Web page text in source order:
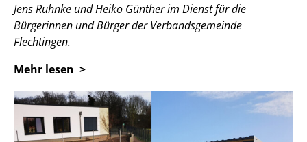
Jens Ruhnke und Heiko Günther im Dienst für die
Bürgerinnen und Bürger der Verbandsgemeinde
Flechtingen.
Mehr lesen